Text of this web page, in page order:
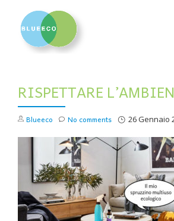
RISPETTARE
Blueeco 26 Gennaio
No comments